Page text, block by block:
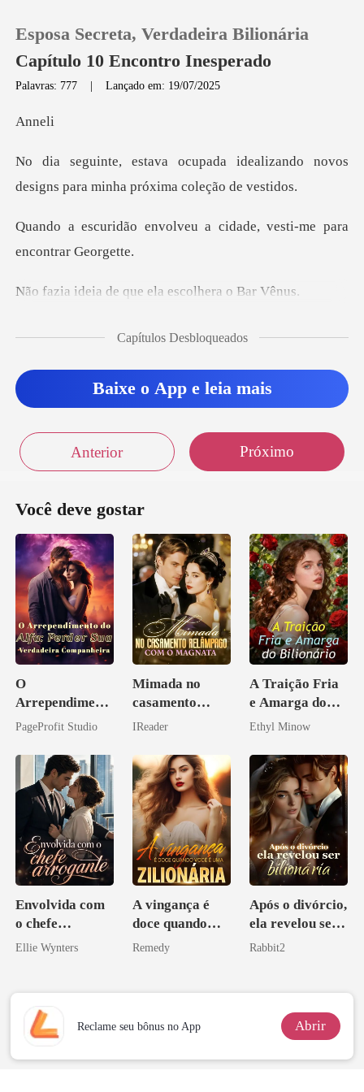
Loja
Esposa Secreta, Verdadeira Bilionária
Capítulo 10 Encontro Inesperado
Palavras: 777 |Lançado em: 19/07/2025
ne
idealizando novos
designs para m
veu a cidade, vesti-me p
de que ela escol
no local. Suspirei ao
não parece
Capítulos Desbloqueados
Baixe o App e leia mais
Anterior Próximo
Você deve gostar
O
Arrependiment
o do Alfa:
Verdadeira
Companheira
PageProfit Studio
Mimada no
casamento
relâmpago com
IReader
A Traição Fria
e Amarga do
Bilionário
Ethyl Minow
Envolvida com
o chefe
arrogante
Ellie Wynters
A vingança é
doce quando
você é uma
Remedy
Após o divórcio,
ela revelou ser
bilionária
Rabbit2
Reclame seu bônus no App Abrir